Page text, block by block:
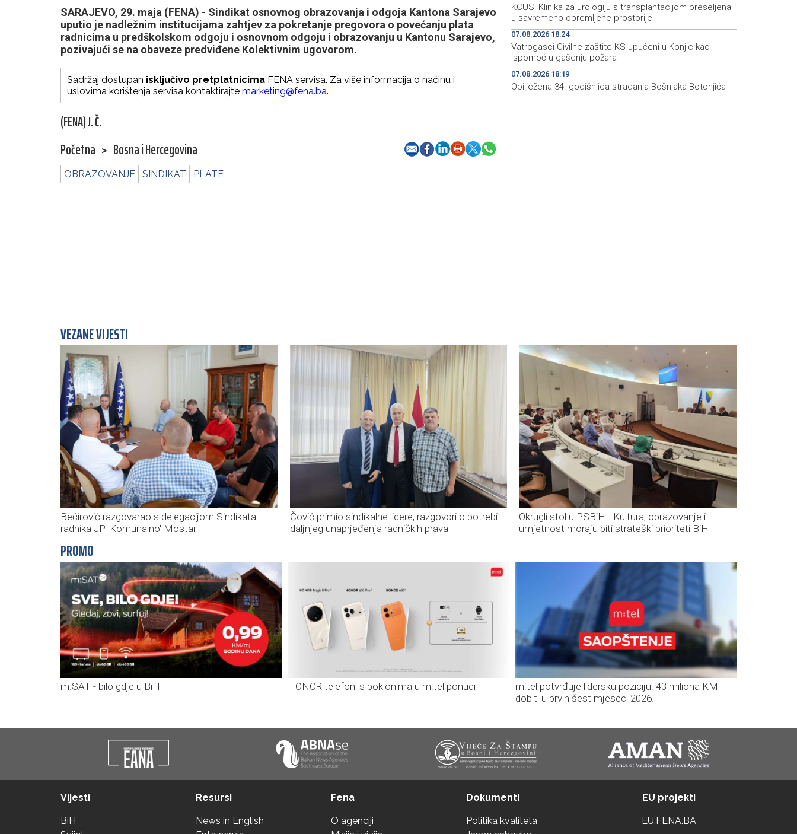
SARAJEVO, 29. maja (FENA) - Sindikat osnovnog obrazovanja i odgoja Kantona Sarajevo
uputio je nadležnim institucijama zahtjev za pokretanje pregovora o povećanju plata
radnicima u predškolskom odgoju i osnovnom odgoju i obrazovanju u Kantonu Sarajevo,
pozivajući se na obaveze predviđene Kolektivnim ugovorom.
Sadržaj dostupan isključivo pretplatnicima FENA servisa. Za više informacija o načinu i
uslovima korištenja servisa kontaktirajte marketing@fena.ba.
(FENA) J. Č.
Početna > Bosna i Hercegovina
OBRAZOVANJE SINDIKAT PLATE
KCUS: Klinika za urologiju s transplantacijom preseljena
u savremeno opremljene prostorije
07.08.2026 18:24
Vatrogasci Civilne zaštite KS upućeni u Konjic kao
ispomoć u gašenju požara
07.08.2026 18:19
Obilježena 34. godišnjica stradanja Bošnjaka Botonjića
VEZANE VIJESTI
Bećirović razgovarao s delegacijom Sindikata
radnika JP 'Komunalno' Mostar
Čović primio sindikalne lidere, razgovori o potrebi
daljnjeg unaprjeđenja radničkih prava
Okrugli stol u PSBiH - Kultura, obrazovanje i
umjetnost moraju biti strateški prioriteti BiH
PROMO
m:SAT - bilo gdje u BiH HONOR telefoni s poklonima u m:tel ponudi
m:tel potvrđuje lidersku poziciju: 43 miliona KM
dobiti u prvih šest mjeseci 2026.
Vijesti
BiH
Resursi
News in English
Fena
O agenciji
Dokumenti
Politika kvaliteta
EU projekti
EU.FENA.BA